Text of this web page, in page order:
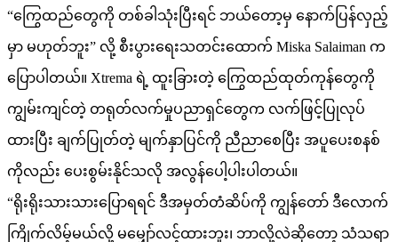
“ကြွေထည်တွေကို တစ်ခါသုံးပြီးရင် ဘယ်တော့မှ နောက်ပြန်လှည့်
မှာ မဟုတ်ဘူး” လို့ စီးပွားရေးသတင်းထောက် Miska Salaiman က
ပြောပါတယ်။ Xtrema ရဲ့ ထူးခြားတဲ့ ကြွေထည်ထုတ်ကုန်တွေကို
ကျွမ်းကျင်တဲ့ တရုတ်လက်မှုပညာရှင်တွေက လက်ဖြင့်ပြုလုပ်
ထားပြီး ချက်ပြုတ်တဲ့ မျက်နှာပြင်ကို ညီညာစေပြီး အပူပေးစနစ်
ကိုလည်း ပေးစွမ်းနိုင်သလို အလွန်ပေါ့ပါးပါတယ်။
“ရိုးရိုးသားသားပြောရရင် ဒီအမှတ်တံဆိပ်ကို ကျွန်တော် ဒီလောက်
ကြိုက်လိမ့်မယ်လို့ မမျှော်လင့်ထားဘူး၊ ဘာလို့လဲဆိုတော့ သံသရာ